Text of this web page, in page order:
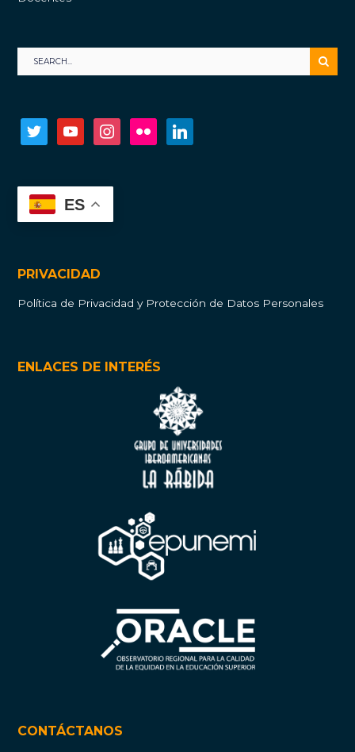
twitter youtube instagramflickr
ES
PRIVACIDAD
Política de Privacidad y Protección de Datos Personales
ENLACES DE INTERÉS
CONTÁCTANOS